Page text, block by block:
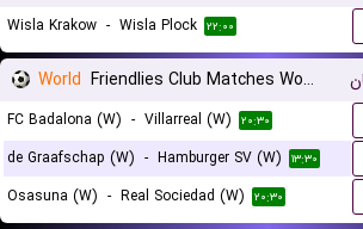
Wisla Krakow - Wisla Plock ۲۲:۰۰
World Friendlies Club Matches Women
FC Badalona (W) - Villarreal (W) ۲۰:۳۰
de Graafschap (W) - Hamburger SV (W) ۱۳:۳۰
Osasuna (W) - Real Sociedad (W) ۲۰:۳۰